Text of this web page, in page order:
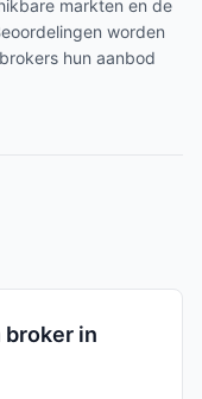
markten en de
worden
hun aanbod
broker in